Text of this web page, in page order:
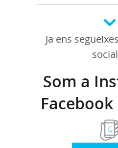
Ja ens
Som a